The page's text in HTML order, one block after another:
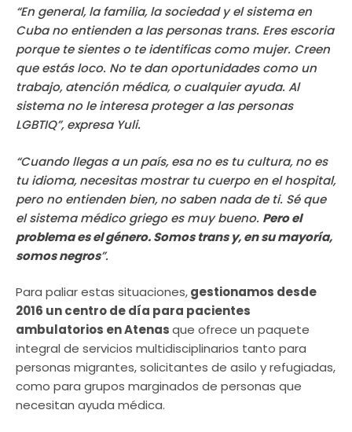
“En general, la familia, la sociedad y el sistema en
Cuba no entienden a las personas trans. Eres escoria
porque te sientes o te identificas como mujer. Creen
que estás loco. No te dan oportunidades como un
trabajo, atención médica, o cualquier ayuda. Al
sistema no le interesa proteger a las personas
LGBTIQ”, expresa Yuli.
“Cuando llegas a un país, esa no es tu cultura, no es
tu idioma, necesitas mostrar tu cuerpo en el hospital,
pero no entienden bien, no saben nada de ti. Sé que
el sistema médico griego es muy bueno. Pero el
problema es el género. Somos trans y, en su mayoría,
somos negros”.
Para paliar estas situaciones,gestionamos desde
2016 un centro de día para pacientes
ambulatorios en Atenasque ofrece un paquete
integral de servicios multidisciplinarios tanto para
personas migrantes, solicitantes de asilo y refugiadas,
como para grupos marginados de personas que
necesitan ayuda médica.